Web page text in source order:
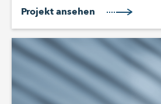
Projekt ansehen